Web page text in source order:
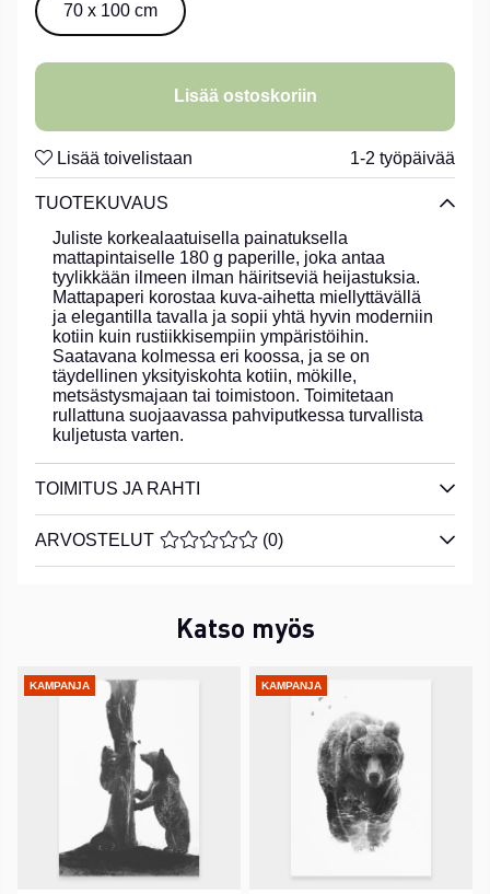
70 x 100 cm
Lisää ostoskoriin
Lisää toivelistaan 1-2 työpäivää
TUOTEKUVAUS
Juliste korkealaatuisella painatuksella
mattapintaiselle 180 g paperille, joka antaa
tyylikkään ilmeen ilman häiritseviä heijastuksia.
Mattapaperi korostaa kuva-aihetta miellyttävällä
ja elegantilla tavalla ja sopii yhtä hyvin moderniin
kotiin kuin rustiikkisempiin ympäristöihin.
Saatavana kolmessa eri koossa, ja se on
täydellinen yksityiskohta kotiin, mökille,
metsästysmajaan tai toimistoon. Toimitetaan
rullattuna suojaavassa pahviputkessa turvallista
kuljetusta varten.
TOIMITUS JA RAHTI
ARVOSTELUT KESKIARVOLUOKITUS 0 / 5
(0)
Katso myös
KAMPANJA KAMPANJA